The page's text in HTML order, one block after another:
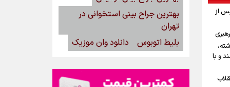
از
و با
بهترین جراح بینی استخوانی در
تهران
بلیط اتوبوس
دانلود وان موزیک